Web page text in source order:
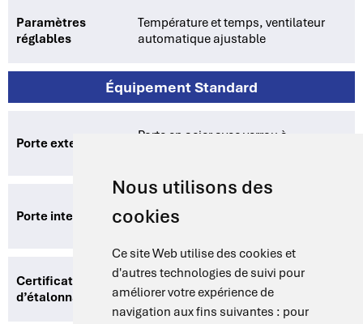
Nous utilisons des
cookies
Ce site Web utilise des cookies et
d'autres technologies de suivi pour
améliorer votre expérience de
navigation aux fins suivantes : pour
Paramètres
réglables
Température et temps, ventilateur
automatique ajustable
Équipement Standard
Porte externe
Porte en acier avec verrou à
Porte interne
Porte intérieure en verre de sécurité
trempé
Certificat
d’étalonnage
Certificat à +100°C (optionnel)